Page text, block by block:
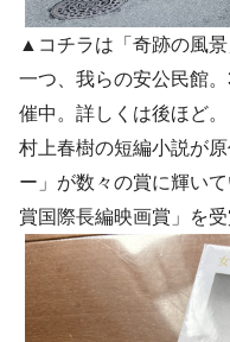
▲コチラは「奇跡の風
一つ、我らの安公民館
催中。詳しくは後ほど。
村上春樹の短編小説が
ー」が数々の賞に輝い
賞国際長編映画賞」を